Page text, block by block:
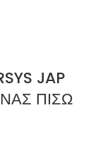
JAP
ΠΙΣΩ